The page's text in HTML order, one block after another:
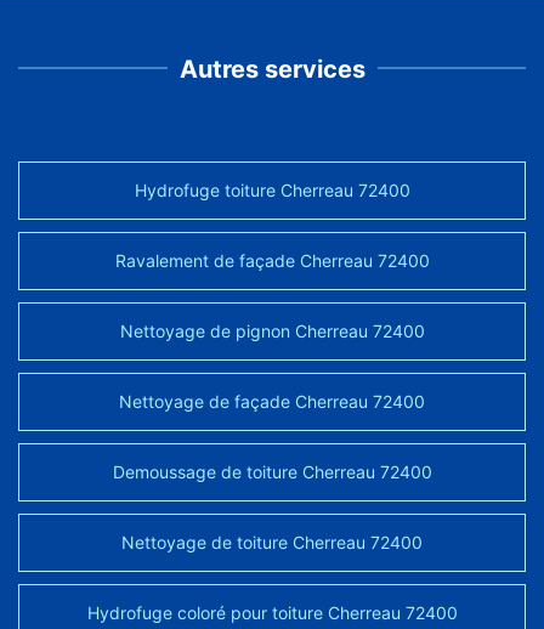
Autres services
Hydrofuge toiture Cherreau 72400
Ravalement de façade Cherreau 72400
Nettoyage de pignon Cherreau 72400
Nettoyage de façade Cherreau 72400
Demoussage de toiture Cherreau 72400
Nettoyage de toiture Cherreau 72400
Hydrofuge coloré pour toiture Cherreau 72400